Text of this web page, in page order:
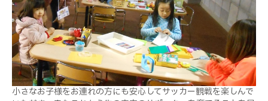
小さなお子様をお連れの方にも安心してサッカー観戦を楽しんで